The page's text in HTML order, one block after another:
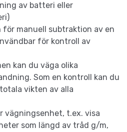
av batteri eller
för manuell subtraktion av en
för kontroll av
kan du väga olika
Som en kontroll kan du
vikten av alla
vägningsenhet, t.ex. visa
som längd av tråd g/m,